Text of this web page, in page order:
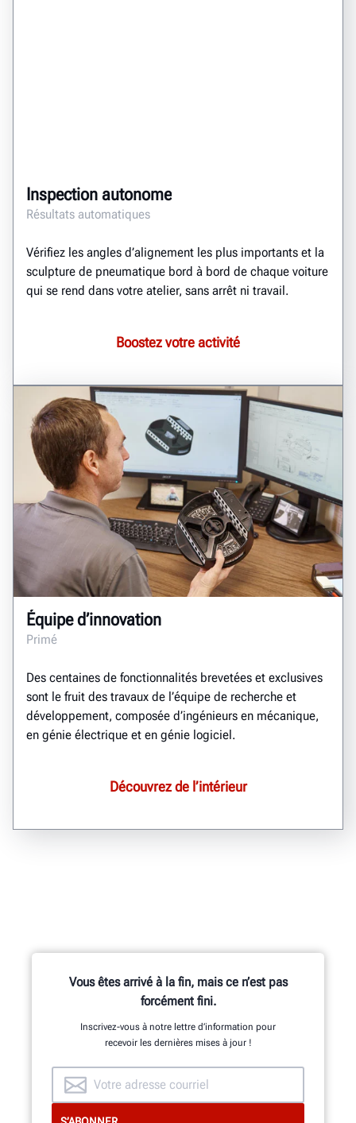
Inspection autonome
Résultats automatiques
Vérifiez les angles d’alignement les plus importants et la
sculpture de pneumatique bord à bord de chaque voiture
qui se rend dans votre atelier, sans arrêt ni travail.
Boostez votre activité
Équipe d’innovation
Primé
Des centaines de fonctionnalités brevetées et exclusives
sont le fruit des travaux de l’équipe de recherche et
développement, composée d’ingénieurs en mécanique,
en génie électrique et en génie logiciel.
Découvrez de l’intérieur
Vous êtes arrivé à la fin, mais ce n’est pas
forcément fini.
Inscrivez-vous à notre lettre d’information pour
recevoir les dernières mises à jour !